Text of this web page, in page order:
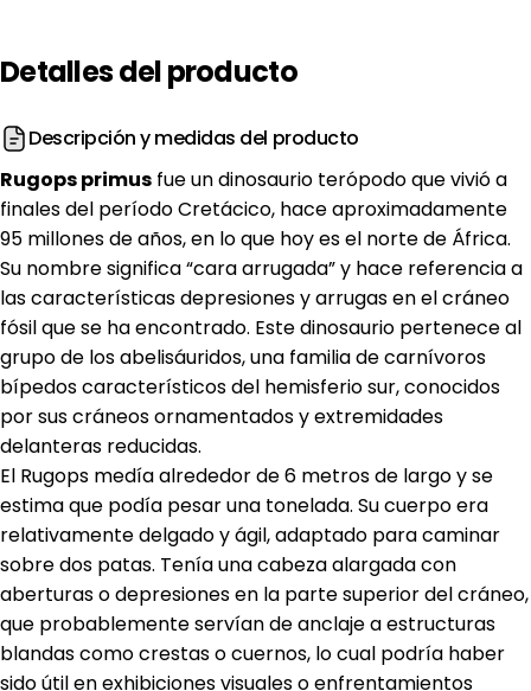
Detallesdelproducto
Descripción y medidas del producto
Rugops primus fue un dinosaurio terópodo que vivió a
finales del período Cretácico, hace aproximadamente
95 millones de años, en lo que hoy es el norte de África.
Su nombre significa “cara arrugada” y hace referencia a
las características depresiones y arrugas en el cráneo
fósil que se ha encontrado. Este dinosaurio pertenece al
grupo de los abelisáuridos, una familia de carnívoros
bípedos característicos del hemisferio sur, conocidos
por sus cráneos ornamentados y extremidades
delanteras reducidas.
El Rugops medía alrededor de 6 metros de largo y se
estima que podía pesar una tonelada. Su cuerpo era
relativamente delgado y ágil, adaptado para caminar
sobre dos patas. Tenía una cabeza alargada con
aberturas o depresiones en la parte superior del cráneo,
que probablemente servían de anclaje a estructuras
blandas como crestas o cuernos, lo cual podría haber
sido útil en exhibiciones visuales o enfrentamientos